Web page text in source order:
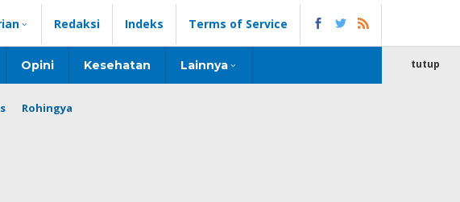
Redaksi Indeks Terms of Service
Opini Kesehatan Lainnya
Rohingya
tutup